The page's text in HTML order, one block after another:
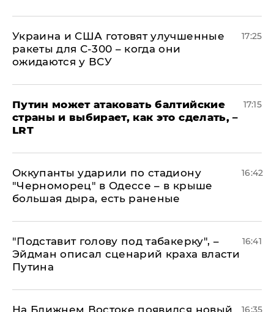
Украина и США готовят улучшенные
ракеты для С-300 – когда они
ожидаются у ВСУ
17:25
Путин может атаковать балтийские
страны и выбирает, как это сделать, –
LRT
17:15
Оккупанты ударили по стадиону
"Черноморец" в Одессе – в крыше
большая дыра, есть раненые
16:42
​"Подставит голову под табакерку", –
Эйдман описал сценарий краха власти
Путина
16:41
На Ближнем Востоке появился новый
16:35